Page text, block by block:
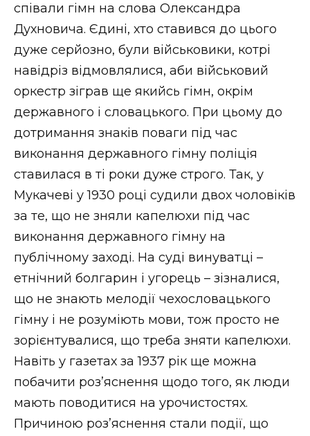
співали гімн на слова Олександра
Духновича. Єдині, хто ставився до цього
дуже серйозно, були військовики, котрі
навідріз відмовлялися, аби військовий
оркестр зіграв ще якийсь гімн, окрім
державного і словацького. При цьому до
дотримання знаків поваги під час
виконання державного гімну поліція
ставилася в ті роки дуже строго. Так, у
Мукачеві у 1930 році судили двох чоловіків
за те, що не зняли капелюхи під час
виконання державного гімну на
публічному заході. На суді винуватці –
етнічний болгарин і угорець – зізналися,
що не знають мелодії чехословацького
гімну і не розуміють мови, тож просто не
зорієнтувалися, що треба зняти капелюхи.
Навіть у газетах за 1937 рік ще можна
побачити роз’яснення щодо того, як люди
мають поводитися на урочистостях.
Причиною роз’яснення стали події, що